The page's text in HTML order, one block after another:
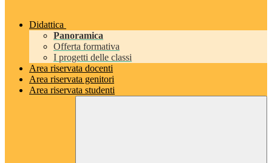
Didattica
Panoramica
Offerta formativa
I progetti delle classi
Area riservata docenti
Area riservata genitori
Area riservata studenti